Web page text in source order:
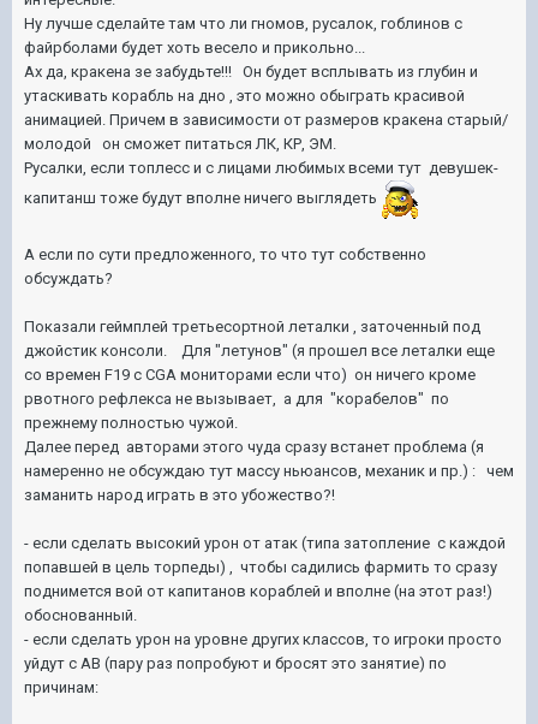
Ну лучше сделайте там что ли гномов, русалок, гоблинов с
файрболами будет хоть весело и прикольно...
Ах да, кракена зе забудьте!!! Он будет всплывать из глубин и
утаскивать корабль на дно , это можно обыграть красивой
анимацией. Причем в зависимости от размеров кракена старый/
молодой он сможет питаться ЛК, КР, ЭМ.
Русалки, если топлесс и с лицами любимых всеми тут девушек-
капитанш тоже будут вполне ничего выглядеть
А если по сути предложенного, то что тут собственно
обсуждать?
Показали геймплей третьесортной леталки , заточенный под
джойстик консоли. Для "летунов" (я прошел все леталки еще
со времен F19 с CGA мониторами если что) он ничего кроме
рвотного рефлекса не вызывает, а для "корабелов" по
прежнему полностью чужой.
Далее перед авторами этого чуда сразу встанет проблема (я
намеренно не обсуждаю тут массу ньюансов, механик и пр.) : чем
заманить народ играть в это убожество?!
- если сделать высокий урон от атак (типа затопление с каждой
попавшей в цель торпеды) , чтобы садились фармить то сразу
поднимется вой от капитанов кораблей и вполне (на этот раз!)
обоснованный.
- если сделать урон на уровне других классов, то игроки просто
уйдут с АВ (пару раз попробуют и бросят это занятие) по
причинам: